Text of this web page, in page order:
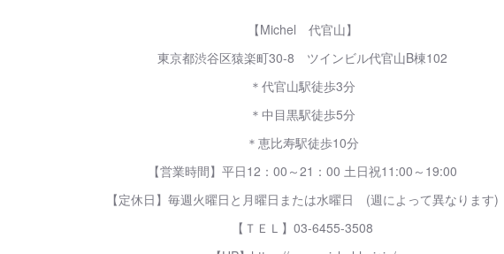
【Michel 代官山】
東京都渋谷区猿楽町30-8 ツインビル代官山B棟102
＊代官山駅徒歩3分
＊中目黒駅徒歩5分
＊恵比寿駅徒歩10分
【営業時間】平日12：00～21：00 土日祝11:00～19:00
【定休日】毎週火曜日と月曜日または水曜日 (週によって異なります)
【ＴＥＬ】03-6455-3508